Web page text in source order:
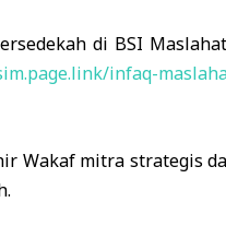
di BSI
infaq-
Wakaf mitra strategis